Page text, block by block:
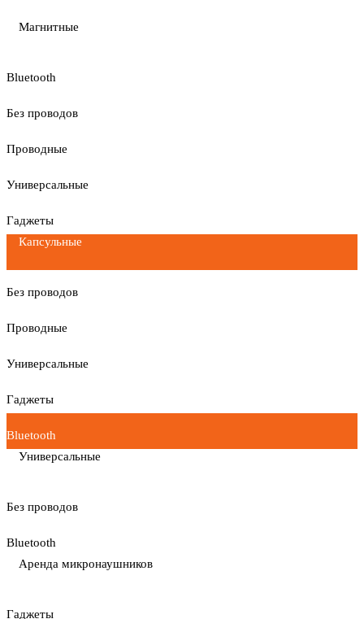
Магнитные
Bluetooth
Без проводов
Проводные
Универсальные
Гаджеты
Капсульные
Без проводов
Проводные
Универсальные
Гаджеты
Bluetooth
Универсальные
Без проводов
Bluetooth
Аренда микронаушников
Гаджеты